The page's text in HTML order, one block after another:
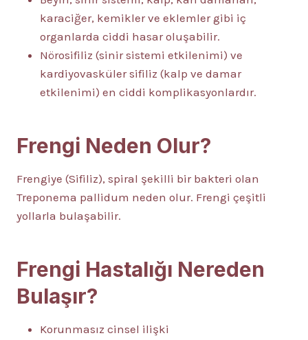
karaciğer, kemikler ve eklemler gibi iç
organlarda ciddi hasar oluşabilir.
Nörosifiliz (sinir sistemi etkilenimi) ve
kardiyovasküler sifiliz (kalp ve damar
etkilenimi) en ciddi komplikasyonlardır.
Frengi Neden Olur?
Frengiye (Sifiliz), spiral şekilli bir bakteri olan
Treponema pallidum neden olur. Frengi çeşitli
yollarla bulaşabilir.
Frengi Hastalığı Nereden
Bulaşır?
Korunmasız cinsel ilişki